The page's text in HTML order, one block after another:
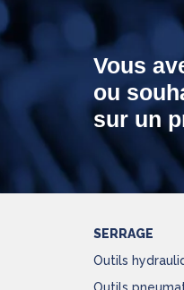
Vous
ou
sur un
SERRAGE
Outils